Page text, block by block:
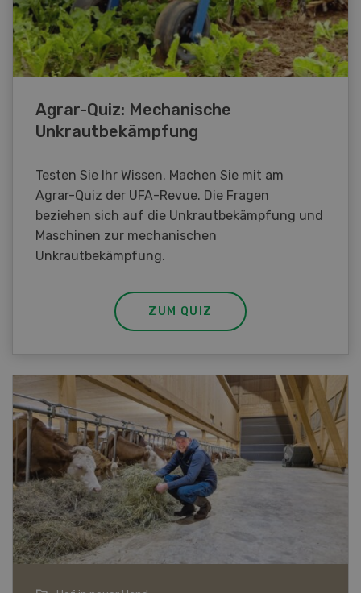
Agrar-Quiz: Mechanische
Unkrautbekämpfung
Testen Sie Ihr Wissen. Machen Sie mit am
Agrar-Quiz der UFA-Revue. Die Fragen
beziehen sich auf die Unkrautbekämpfung und
Maschinen zur mechanischen
Unkrautbekämpfung.
ZUM QUIZ